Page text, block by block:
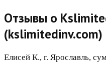
Отзывы о
(kslimitedinv.com)
Елисей К., г. Ярославль,